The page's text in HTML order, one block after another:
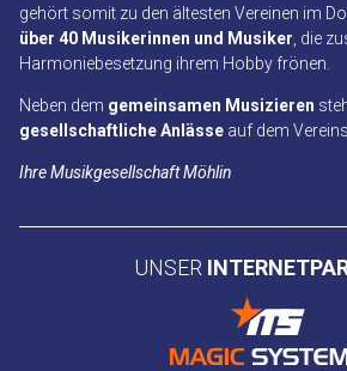
gehört somit zu den ältesten Vereinen im
über 40 Musikerinnen und Musiker, die
Harmoniebesetzung ihrem Hobby frönen.
Neben dem gemeinsamen Musizieren
gesellschaftliche Anlässe auf dem
Ihre Musikgesellschaft Möhlin
UNSER